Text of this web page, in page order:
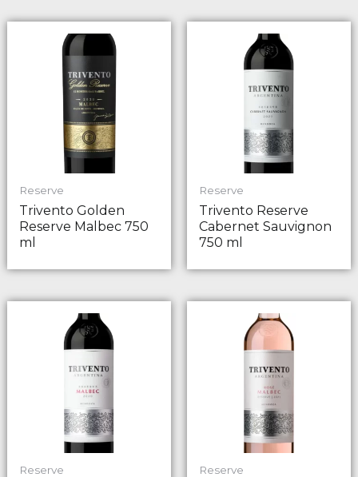
Reserve
Trivento Golden
Reserve Malbec 750
ml
Reserve
Trivento Reserve
Cabernet Sauvignon
750 ml
Reserve Reserve